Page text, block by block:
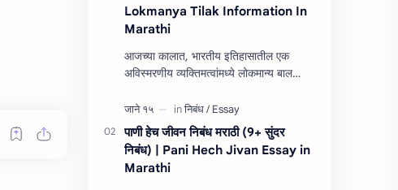
Lokmanya Tilak Information In
Marathi
आजच्या कालात, भारतीय इतिहासातील एक
अविस्मरणीय व्यक्तिमत्वांमध्ये लोकमान्य बाल
यशाची किंवा कार्यांची माहित…
पाणी हेच जीवन निबंध मराठी (9+ सुंदर
निबंध) | Pani Hech Jivan Essay in
Marathi